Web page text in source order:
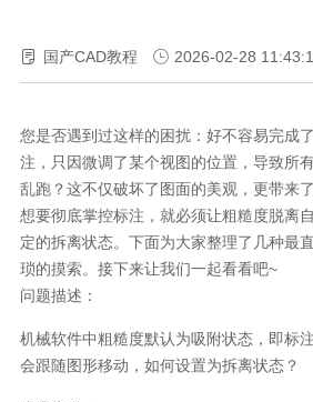
国产CAD教程 2026-02-28
您是否遇到过这样的困扰：好不容易完成
注，只因微调了某个视图的位置，导致所
乱跑？这不仅破坏了图面的美观，更带来
想要彻底掌控标注，就必须让粗糙度脱离
定的拆离状态。下面为大家整理了几种最
琐的摸索。接下来让我们一起看看吧~
问题描述：
机械软件中粗糙度默认为吸附状态，即标
会跟随图形移动，如何设置为拆离状态？